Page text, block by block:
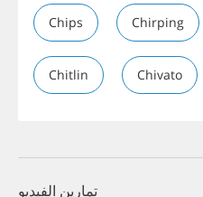
Chips Chirping
Chitlin Chivato
تمارين الفيديو